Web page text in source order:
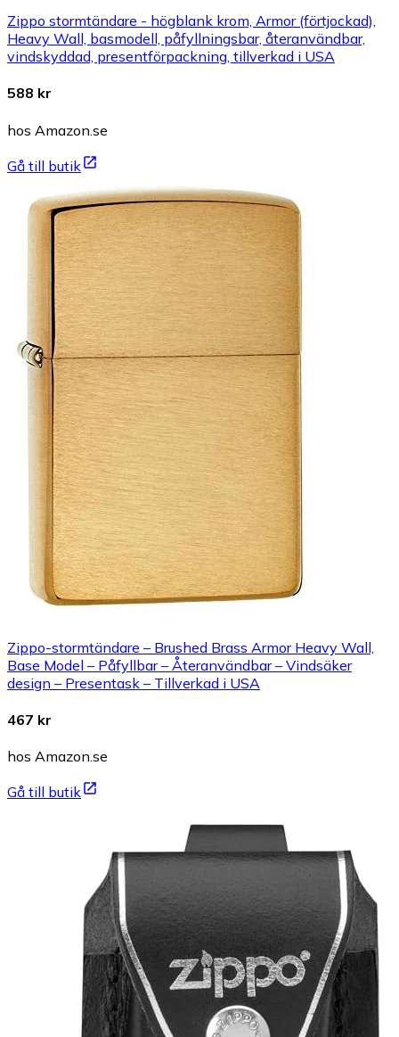
Zippo stormtändare - högblank krom, Armor (förtjockad),
Heavy Wall, basmodell, påfyllningsbar, återanvändbar,
vindskyddad, presentförpackning, tillverkad i USA
588 kr
hos Amazon.se
Gå till butik
Zippo-stormtändare – Brushed Brass Armor Heavy Wall,
Base Model – Påfyllbar – Återanvändbar – Vindsäker
design – Presentask – Tillverkad i USA
467 kr
hos Amazon.se
Gå till butik